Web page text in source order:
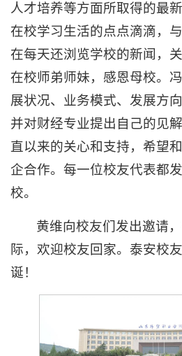
人才培养等方面所取得的最
在校学习生活的点点滴滴，
在每天还浏览学校的新闻，
在校师弟师妹，感恩母校。
展状况、业务模式、发展方
并对财经专业提出自己的见
直以来的关心和支持，希望
企合作。每一位校友代表都
校。
黄维向校友们发出邀请
际，欢迎校友回家。泰安校
诞！